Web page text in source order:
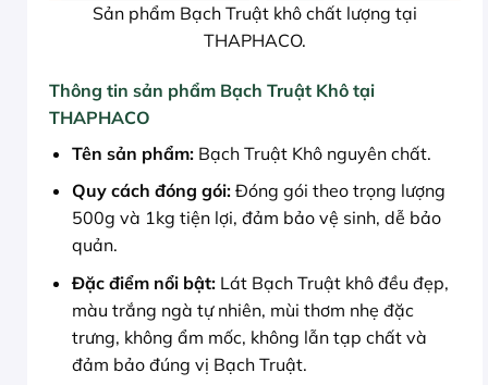
Sản phẩm Bạch Truật khô chất lượng tại
THAPHACO.
Thông tin sản phẩm Bạch Truật Khô tại
THAPHACO
Tên sản phẩm:Bạch Truật Khô nguyên chất.
Quy cách đóng gói:Đóng gói theo trọng lượng
500g và 1kg tiện lợi, đảm bảo vệ sinh, dễ bảo
quản.
Đặc điểm nổi bật:Lát Bạch Truật khô đều đẹp,
màu trắng ngà tự nhiên, mùi thơm nhẹ đặc
trưng, không ẩm mốc, không lẫn tạp chất và
đảm bảo đúng vị Bạch Truật.